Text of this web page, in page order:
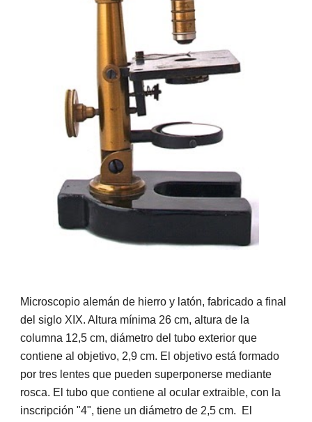
Microscopio alemán de hierro y latón, fabricado a final
del siglo XIX. Altura mínima 26 cm, altura de la
columna 12,5 cm, diámetro del tubo exterior que
contiene al objetivo, 2,9 cm. El objetivo está formado
por tres lentes que pueden superponerse mediante
rosca. El tubo que contiene al ocular extraible, con la
inscripción "4", tiene un diámetro de 2,5 cm.  El